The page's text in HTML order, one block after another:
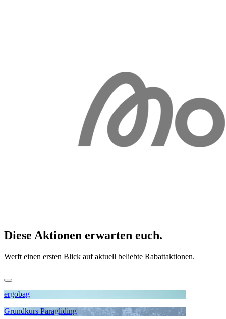
Diese Aktionen erwarten euch.
Werft einen ersten Blick auf aktuell beliebte Rabattaktionen.
ergobag
Grundkurs Paragliding